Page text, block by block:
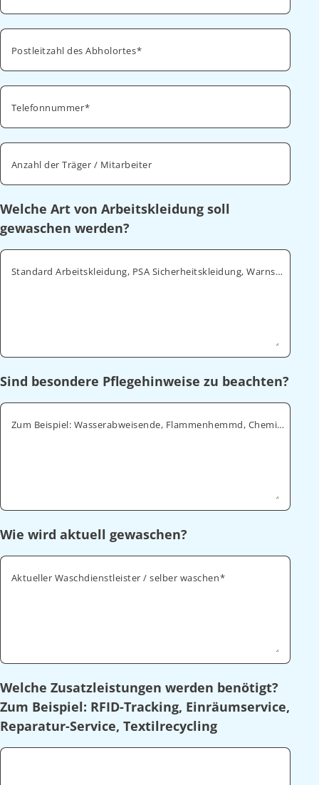
Postleitzahl des Abholortes
Telefonnummer
Anzahl der Träger / Mitarbeiter
Welche Art von Arbeitskleidung soll
gewaschen werden?
Standard Arbeitskleidung, PSA Sicherheitskleidung, Warnschutz, ESD
Sind besondere Pflegehinweise zu beachten?
Zum Beispiel: Wasserabweisende, Flammenhemmd, Chemikalienabweisende
Wie wird aktuell gewaschen?
Aktueller Waschdienstleister / selber waschen
Welche Zusatzleistungen werden benötigt?
Zum Beispiel: RFID-Tracking, Einräumservice,
Reparatur-Service, Textilrecycling